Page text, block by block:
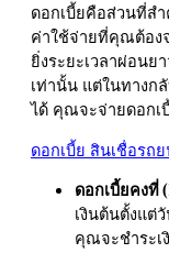
ดอกเบี้ยคือส่วนที่ส
ค่าใช้จ่ายที่คุณต้อง
ยิ่งระยะเวลาผ่อน
เท่านั้น แต่ในทางก
ได้ คุณจะจ่ายดอกเ
ดอกเบี้ย สินเชื่อรถ
ดอกเบี้ยคงที่
เงินต้นตั้งแต่
คุณจะชำระเ